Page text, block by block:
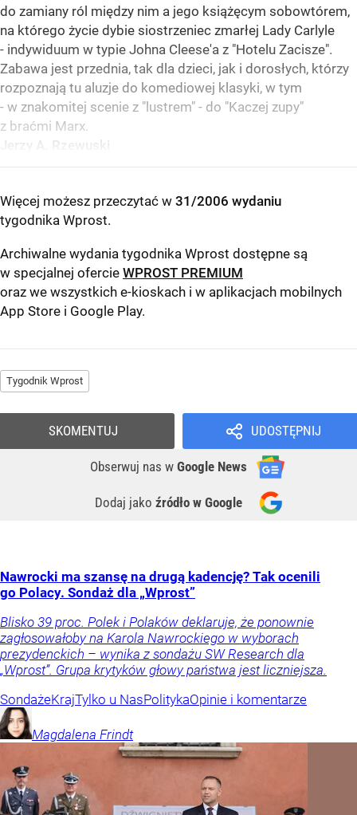
do zamiany ról między nim a jego książęcym sobowtórem,
na którego życie dybie siostrzeniec zmarłej Lady Carlyle
- indywiduum w typie Johna Cleese'a z "Hotelu Zacisze".
Zabawa jest przednia, tak dla dzieci, jak i dorosłych, którzy
rozpoznają tu aluzje do komediowej klasyki, w tym
- w znakomitej scenie z "lustrem" - do "Kaczej zupy"
z braćmi Marx.
Jerzy A. Rzewuski
Więcej możesz przeczytać w 31/2006 wydaniu
tygodnika Wprost.
Archiwalne wydania tygodnika Wprost dostępne są
w specjalnej ofercie WPROST PREMIUM
oraz we wszystkich e-kioskach i w aplikacjach mobilnych
App Store i Google Play.
Tygodnik Wprost
UDOSTĘPNIJ
Obserwuj nas w Google News
Dodaj jako źródło w Google
SKOMENTUJ
Nawrocki ma szansę na drugą kadencję? Tak ocenili
go Polacy. Sondaż dla „Wprost”
Blisko 39 proc. Polek i Polaków deklaruje, że ponownie
zagłosowałoby na Karola Nawrockiego w wyborach
prezydenckich – wynika z sondażu SW Research dla
„Wprost”. Grupa krytyków głowy państwa jest liczniejsza.
SondażeKrajTylko u NasPolitykaOpinie i komentarze
Magdalena Frindt